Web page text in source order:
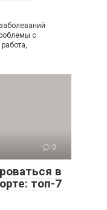
с
0
в
топ-7